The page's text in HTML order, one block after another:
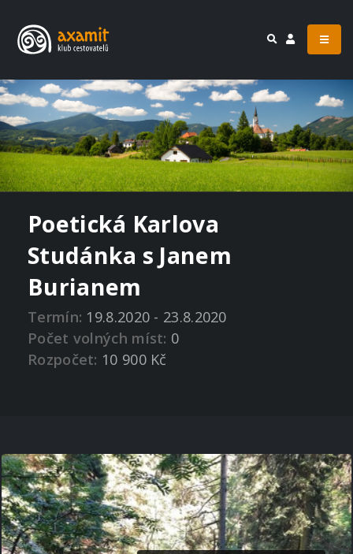
Poetická Karlova
Studánka s Janem
Burianem
Termín: 19.8.2020 - 23.8.2020
Počet volných míst: 0
Rozpočet: 10 900 Kč